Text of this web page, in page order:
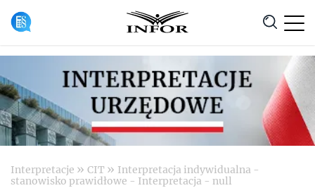
Anuluj
Interpretacje » CIT » Interpretacja indywidualna -
stanowisko prawidłowe - Interpretacja - null